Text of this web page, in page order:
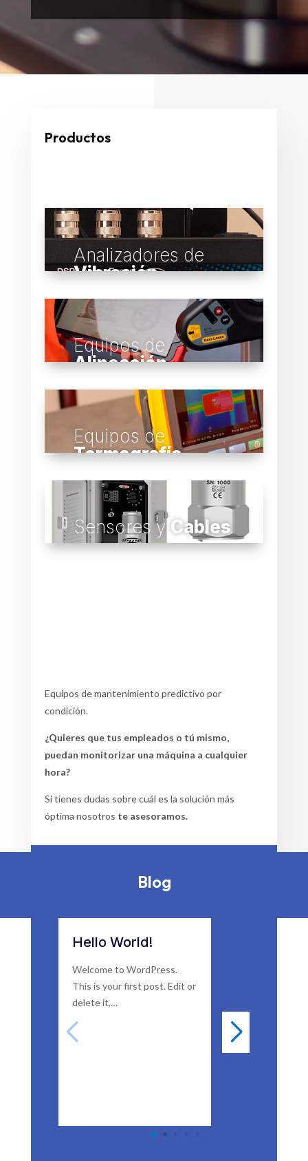
Productos
Analizadores de
Vibración
Equipos de
Alineación
Equipos de
Termografía
Sensores y Cables
Equipos de mantenimiento predictivo por
condición.
¿Quieres que tus empleados o tú mismo,
puedan monitorizar una máquina a cualquier
hora?
Si tienes dudas sobre cuál es la solución más
óptima nosotros te asesoramos.
Blog
Hello World!
Welcome to WordPress.
This is your first post. Edit or
delete it,…